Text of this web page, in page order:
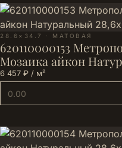
28.6×34.7 · МАТОВАЯ
620110000153
Мозаика айкон
6 457 ₽ / м²